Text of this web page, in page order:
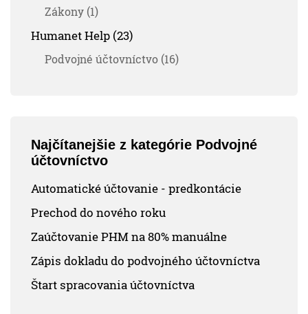
Zákony (1)
Humanet Help (23)
Podvojné účtovníctvo (16)
Najčítanejšie z kategórie Podvojné
účtovníctvo
Automatické účtovanie - predkontácie
Prechod do nového roku
Zaúčtovanie PHM na 80% manuálne
Zápis dokladu do podvojného účtovníctva
Štart spracovania účtovníctva